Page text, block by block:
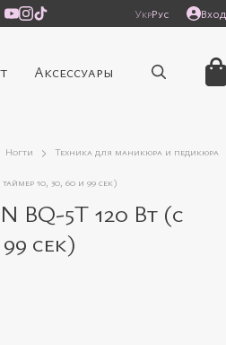
УкрРус Вход
Аксессуары
Ногти
Техника для маникюра и педикюра
10, 30, 60 и 99 сек)
BQ-5T 120 Вт (с
сек)